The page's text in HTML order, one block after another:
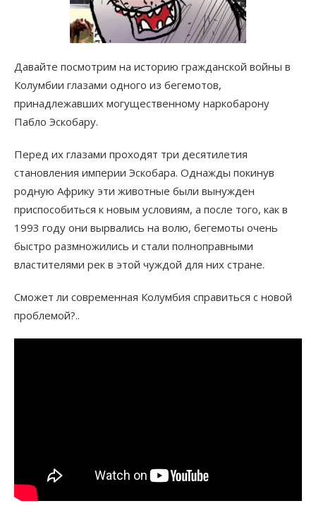
Давайте посмотрим на историю гражданской войны в
Колумбии глазами одного из бегемотов,
принадлежавших могущественному наркобарону
Пабло Эскобару.
Перед их глазами проходят три десятилетия
становления империи Эскобара. Однажды покинув
родную Африку эти животные были вынужден
приспособиться к новым условиям, а после того, как в
1993 году они вырвались на волю, бегемоты очень
быстро размножились и стали полноправными
властителями рек в этой чуждой для них стране.
Сможет ли современная Колумбия справиться с новой
проблемой?..